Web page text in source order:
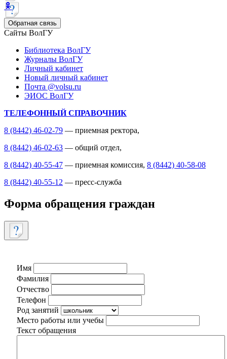
Обратная связь
Сайты ВолГУ
Библиотека ВолГУ
Журналы ВолГУ
Личный кабинет
Новый личный кабинет
Почта @volsu.ru
ЭИОС ВолГУ
ТЕЛЕФОННЫЙ СПРАВОЧНИК
8 (8442) 46-02-79 — приемная ректора,
8 (8442) 46-02-63 — общий отдел,
8 (8442) 40-55-47 — приемная комиссия, 8 (8442) 40-58-08
8 (8442) 40-55-12 — пресс-служба
Форма обращения граждан
Имя
Фамилия
Отчество
Телефон
Род занятий
Место работы или учебы
Текст обращения